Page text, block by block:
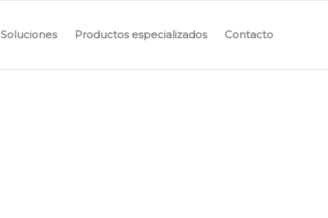
Soluciones Productos especializados Contacto